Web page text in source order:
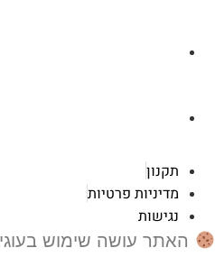
תקנון
מדיניות פרטיות
נגישות
האתר עושה שימוש